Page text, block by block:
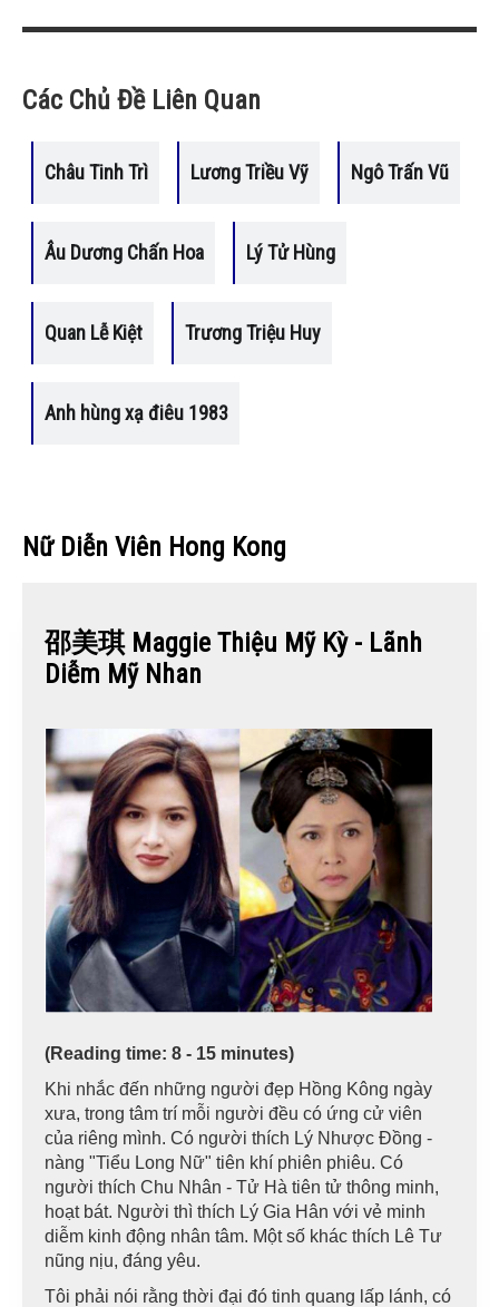
Các Chủ Đề Liên Quan
Châu Tinh Trì Lương Triều Vỹ Ngô Trấn Vũ
Âu Dương Chấn Hoa Lý Tử Hùng
Quan Lễ Kiệt Trương Triệu Huy
Anh hùng xạ điêu 1983
Nữ Diễn Viên Hong Kong
邵美琪 Maggie Thiệu Mỹ Kỳ - Lãnh
Diễm Mỹ Nhan
(Reading time: 8 - 15 minutes)
Khi nhắc đến những người đẹp Hồng Kông ngày
xưa, trong tâm trí mỗi người đều có ứng cử viên
của riêng mình. Có người thích Lý Nhược Đồng -
nàng "Tiểu Long Nữ" tiên khí phiên phiêu. Có
người thích Chu Nhân - Tử Hà tiên tử thông minh,
hoạt bát. Người thì thích Lý Gia Hân với vẻ minh
diễm kinh động nhân tâm. Một số khác thích Lê Tư
nũng nịu, đáng yêu.
Tôi phải nói rằng thời đại đó tinh quang lấp lánh, có